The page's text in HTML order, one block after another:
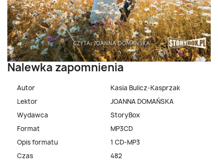
Nalewka zapomnienia
Autor
Kasia Bulicz-Kasprzak
Lektor
JOANNA DOMAŃSKA
Wydawca
StoryBox
Format
MP3CD
Opis formatu
1 CD-MP3
Czas
482